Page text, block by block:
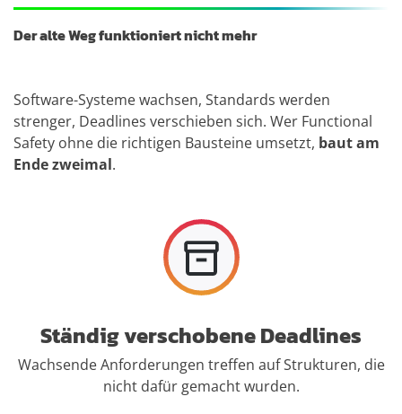
Der alte Weg funktioniert nicht mehr
Software-Systeme wachsen, Standards werden
strenger, Deadlines verschieben sich. Wer Functional
Safety ohne die richtigen Bausteine umsetzt, baut am
Ende zweimal.
Ständig verschobene Deadlines
Wachsende Anforderungen treffen auf Strukturen, die
nicht dafür gemacht wurden.